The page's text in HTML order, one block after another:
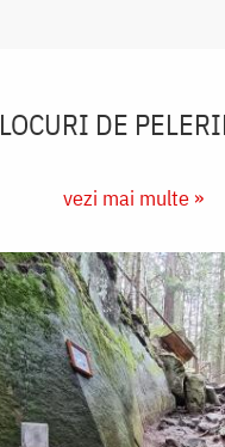
LOCURI DE
vezi mai multe »